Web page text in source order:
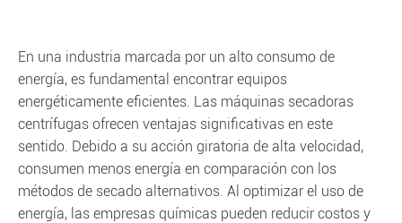
En una industria marcada por un alto consumo de
energía, es fundamental encontrar equipos
energéticamente eficientes. Las máquinas secadoras
centrífugas ofrecen ventajas significativas en este
sentido. Debido a su acción giratoria de alta velocidad,
consumen menos energía en comparación con los
métodos de secado alternativos. Al optimizar el uso de
energía, las empresas químicas pueden reducir costos y